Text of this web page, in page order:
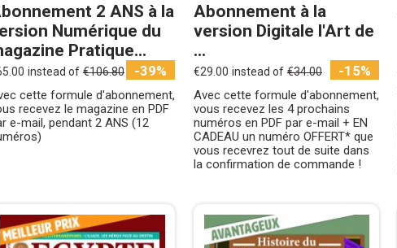
2 ANS à la
Numérique du
Pratique...
instead of €106.80 -39%
cette formule d'abonnement,
recevez le magazine en PDF
e-mail, pendant 2 ANS (12
Abonnement à la
version Digitale l'Art de
...
€29.00 instead of €34.00 -15%
Avec cette formule d'abonnement,
vous recevez les 4 prochains
numéros en PDF par e-mail + EN
CADEAU un numéro OFFERT* que
vous recevrez tout de suite dans
la confirmation de commande !